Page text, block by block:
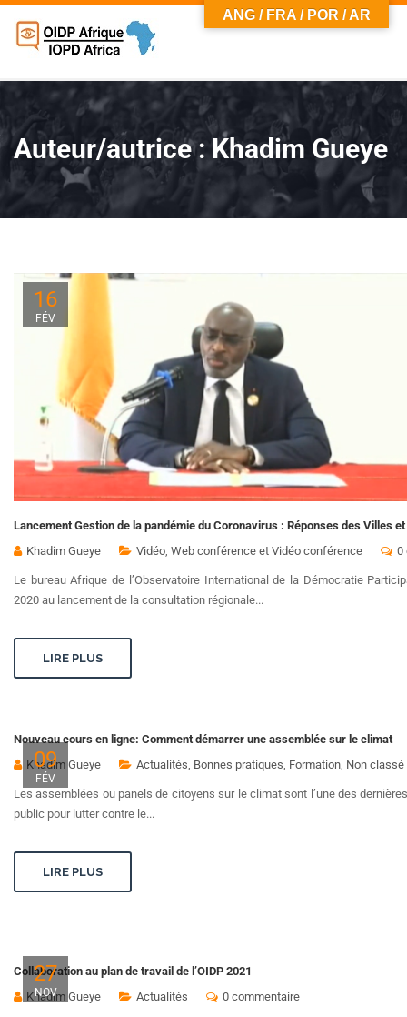
Auteur/autrice : Khadim Gueye
16
FÉV
Lancement Gestion de la pandémie du Coronavirus : Réponses des Villes
Khadim Gueye
Vidéo Web conférence et Vidéo conférence 0
Le bureau Afrique de l’Observatoire International de la Démocratie
2020 au lancement de la consultation régionale...
LIRE PLUS
09
FÉV
Nouveau cours en ligne: Comment démarrer une assemblée sur le climat
Khadim Gueye
Actualités Bonnes pratiques Formation Non classé
Les assemblées ou panels de citoyens sur le climat sont l’une des
public pour lutter contre le...
LIRE PLUS
27
NOV
Collaboration au plan de travail de l’OIDP 2021
Khadim Gueye
Actualités 0 commentaire
ANG / FRA / POR / AR